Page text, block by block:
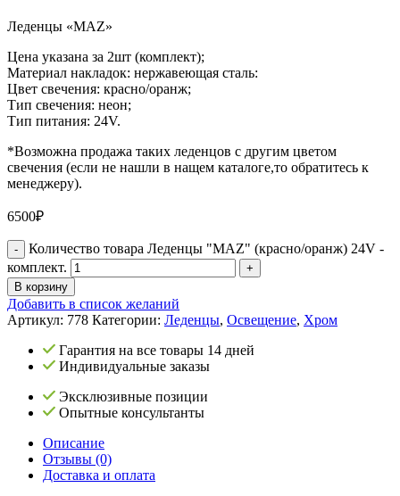
Леденцы «MAZ»
Цена указана за 2шт (комплект);
Материал накладок: нержавеющая сталь:
Цвет свечения: красно/оранж;
Тип свечения: неон;
Тип питания: 24V.
*Возможна продажа таких леденцов с другим цветом
свечения (если не нашли в нащем каталоге,то обратитесь к
менеджеру).
6500₽
Количество товара Леденцы "MAZ" (красно/оранж) 24V -
комплект.
В корзину
Добавить в список желаний
Артикул: 778 Категории: Леденцы, Освещение, Хром
Гарантия на все товары 14 дней
Индивидуальные заказы
Эксклюзивные позиции
Опытные консультанты
Описание
Отзывы (0)
Доставка и оплата